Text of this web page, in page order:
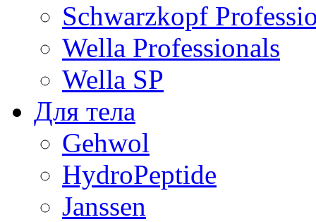
Schwarzkopf
Wella Professionals
Wella SP
Для тела
Gehwol
HydroPeptide
Janssen